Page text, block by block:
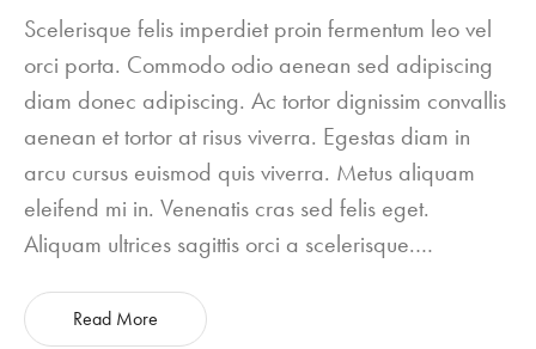
Scelerisque felis imperdiet proin fermentum leo vel
orci porta. Commodo odio aenean sed adipiscing
diam donec adipiscing. Ac tortor dignissim convallis
aenean et tortor at risus viverra. Egestas diam in
arcu cursus euismod quis viverra. Metus aliquam
eleifend mi in. Venenatis cras sed felis eget.
Aliquam ultrices sagittis orci a scelerisque.…
Read More